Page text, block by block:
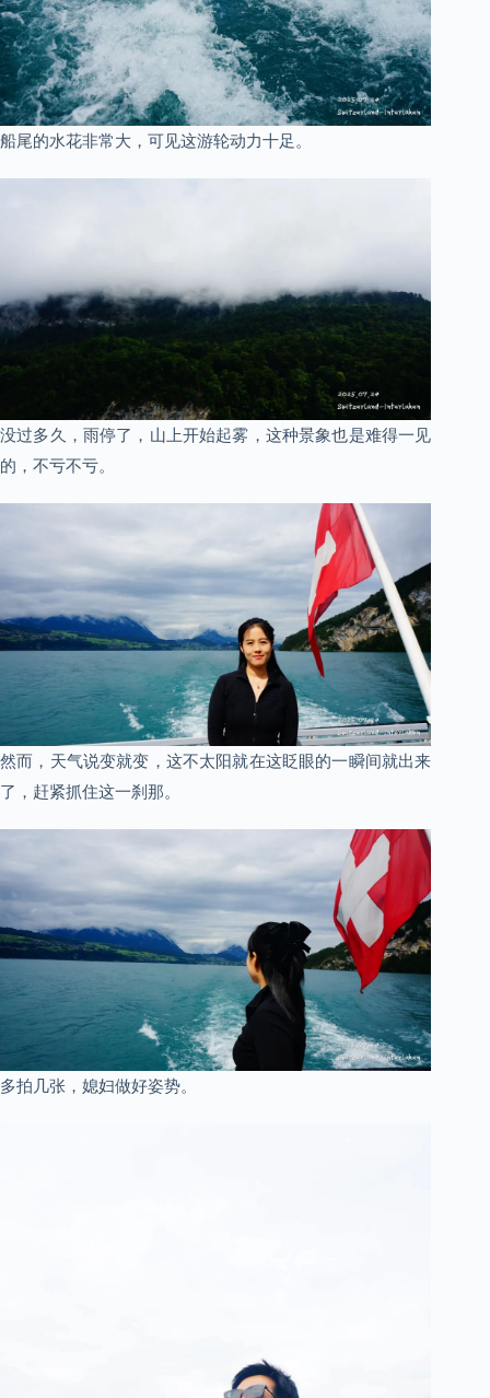
船尾的水花非常大，可见这游轮动力十足。
没过多久，雨停了，山上开始起雾，这种景象也是难得一见
的，不亏不亏。
然而，天气说变就变，这不太阳就在这眨眼的一瞬间就出来
了，赶紧抓住这一刹那。
多拍几张，媳妇做好姿势。